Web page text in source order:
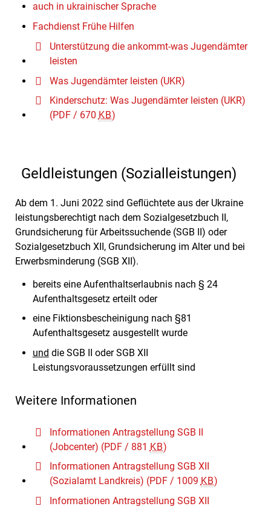
auch in ukrainischer Sprache
Fachdienst Frühe Hilfen
Unterstützung die ankommt-was Jugendämter
leisten
Was Jugendämter leisten (UKR)
Kinderschutz: Was Jugendämter leisten (UKR)
(PDF / 670 KB)
Geldleistungen (Sozialleistungen)
Ab dem 1. Juni 2022 sind Geflüchtete aus der Ukraine
leistungsberechtigt nach dem Sozialgesetzbuch II,
Grundsicherung für Arbeitssuchende (SGB II) oder
Sozialgesetzbuch XII, Grundsicherung im Alter und bei
Erwerbsminderung (SGB XII).
bereits eine Aufenthaltserlaubnis nach § 24
Aufenthaltsgesetz erteilt oder
eine Fiktionsbescheinigung nach §81
Aufenthaltsgesetz ausgestellt wurde
und die SGB II oder SGB XII
Leistungsvoraussetzungen erfüllt sind
Weitere Informationen
Informationen Antragstellung SGB II
(Jobcenter) (PDF / 881 KB)
Informationen Antragstellung SGB XII
(Sozialamt Landkreis) (PDF / 1009 KB)
Informationen Antragstellung SGB XII